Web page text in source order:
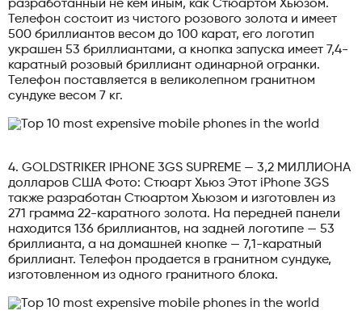
разработанный не кем иным, как Стюартом Хьюзом.
Телефон состоит из чистого розового золота и имеет
500 бриллиантов весом до 100 карат, его логотип
украшен 53 бриллиантами, а кнопка запуска имеет 7,4-
каратный розовый бриллиант одинарной огранки.
Телефон поставляется в великолепном гранитном
сундуке весом 7 кг.
4. GOLDSTRIKER IPHONE 3GS SUPREME — 3,2 МИЛЛИОНА
долларов США Фото: Стюарт Хьюз Этот iPhone 3GS
также разработан Стюартом Хьюзом и изготовлен из
271 грамма 22-каратного золота. На передней панели
находится 136 бриллиантов, на задней логотипе — 53
бриллианта, а на домашней кнопке — 7,1-каратный
бриллиант. Телефон продается в гранитном сундуке,
изготовленном из одного гранитного блока.